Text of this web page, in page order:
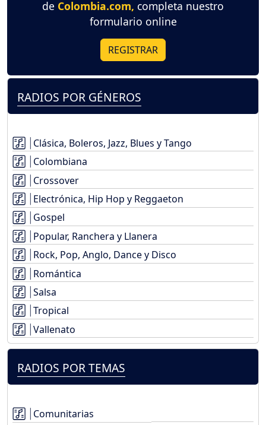
de Colombia.com, completa nuestro
formulario online
REGISTRAR
RADIOS POR GÉNEROS
Clásica, Boleros, Jazz, Blues y Tango
Colombiana
Crossover
Electrónica, Hip Hop y Reggaeton
Gospel
Popular, Ranchera y Llanera
Rock, Pop, Anglo, Dance y Disco
Romántica
Salsa
Tropical
Vallenato
RADIOS POR TEMAS
Comunitarias